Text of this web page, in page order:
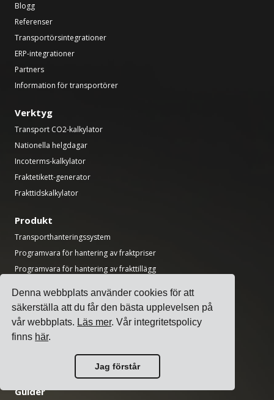
Denna webbplats använder cookies för att
säkerställa att du får den bästa upplevelsen på
vår webbplats. Läs mer. Vår integritetspolicy
finns här.
Jag förstår
Blogg
Referenser
Transportörsintegrationer
ERP-integrationer
Partners
Information för transportörer
Verktyg
Transport CO2-kalkylator
Nationella helgdagar
Incoterms-kalkylator
Fraktetikett-generator
Frakttidskalkylator
Produkt
Transporthanteringssystem
Programvara för hantering av fraktpriser
Programvara för hantering av frakttillägg
Programvara för frakthantering
Programvara för flera transportörer
API för frakt med flera transportörer
Programvara för logistikavdelningar
Guider